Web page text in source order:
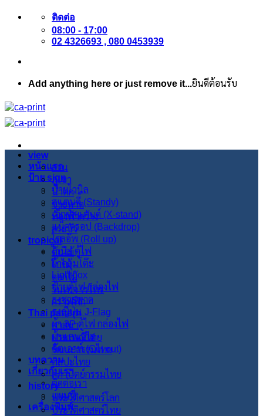
ข้าม
ติดต่อ
08:00 - 17:00
02 4326693 , 080 0453939
Add anything here or just remove it...ยินดีต้อนรับ
หน้าแรก
ป้าย sign
ป้ายไวนิล
สแตนดี้ (Standy)
เอ็กซ์สแตนด์ (X-stand)
แบ็คดรอป (Backdrop)
โรลอัพ (Roll up)
ไวนิล ตู้ไฟ
ผ้าคลุมโต๊ะ
Lightbox
ป้ายตู้ไฟ กล่องไฟ
ธงชายหาด
ธงญี่ปุ่น J-Flag
ผ้า 3P ตู้ไฟ กล่องไฟ
ผ้าแคนวาส
คัตเอาท์ (Cut out)
บทความ
เกี่ยวกับเรา
ติดต่อเรา
แผนที่
เครื่องพิมพ์
view
สวน
ภูเขา
น้ำตก
ชายหาด
ท้องฟ้ากว้าง
สระบัว
tropical
ต้นไม้
ใบไม้
ดอกไม้
วินเทจ เรโทร
กราฟฟิก
Thai pattern
ศาสนา
ประเพณีไทย
วัฒนะธรรมไทย
ศิลปะไทย
สภาปัตย์กรรมไทย
history
ประวัติศาสตร์โลก
ประวัติศาสตร์ไทย